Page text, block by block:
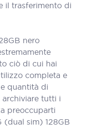
il trasferimento di
nero
ciò di cui hai
completa e
quantità di
archiviare tutti i
preoccuparti
(dual sim) 128GB